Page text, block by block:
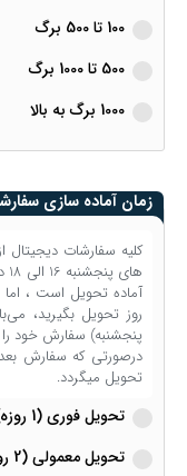
100 تا 500 برگ
500 تا 1000 برگ
1000 برگ به بالا
زمان آماده سازی
آماده تحویل است ، اما
پنجشنبه) سفارش خود را
درصورتی که سفارش
تحویل میگردد.
تحویل فوری (1 روزه)
تحویل معمولی (2 روز کاری)